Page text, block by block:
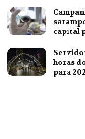
capital
horas
para